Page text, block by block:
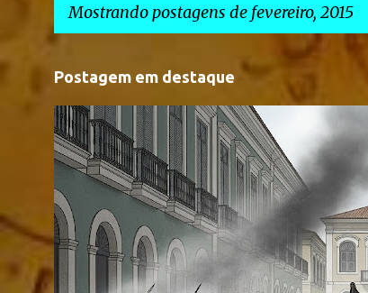
Mostrando postagens de fevereiro, 2015
P
o
s
t
g
e
n
s
Postagem em destaque
CONTEÚDO: PERÍODO REGENCIAL CONTEÚDO: PRIMEIRO